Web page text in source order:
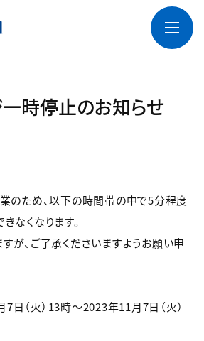
時停止のお知らせ
のため、以下の時間帯の中で5分程度
なくなります。
が、ご了承くださいますようお願い申
日（火）13時～2023年11月7日（火）